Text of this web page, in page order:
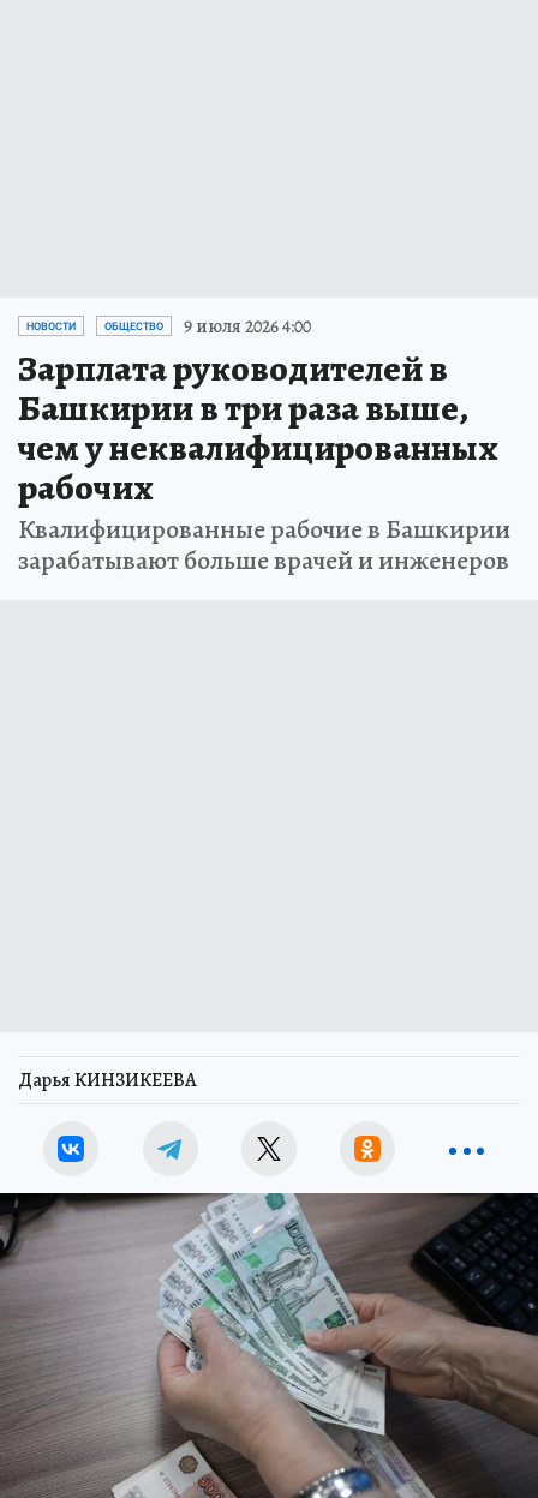
НОВОСТИ ОБЩЕСТВО 9 июля 2026 4:00
Зарплата руководителей в
Башкирии в три раза выше,
чем у неквалифицированных
рабочих
Квалифицированные рабочие в Башкирии
зарабатывают больше врачей и инженеров
Дарья КИНЗИКЕЕВА